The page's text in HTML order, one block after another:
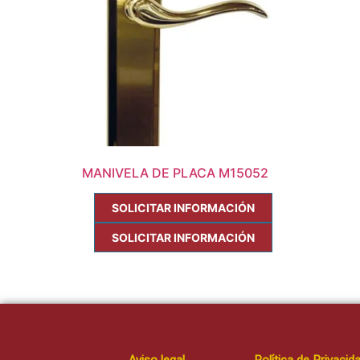
MANIVELA DE PLACA M15052
SOLICITAR INFORMACIÓN
SOLICITAR INFORMACIÓN